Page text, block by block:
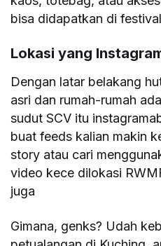
bisa didapatkan di
Lokasi yang
Dengan latar belakang
asri dan rumah-rumah
sudut SCV itu
buat feeds kalian makin
story atau cari
video kece dilokasi
juga
Gimana, genks? Udah